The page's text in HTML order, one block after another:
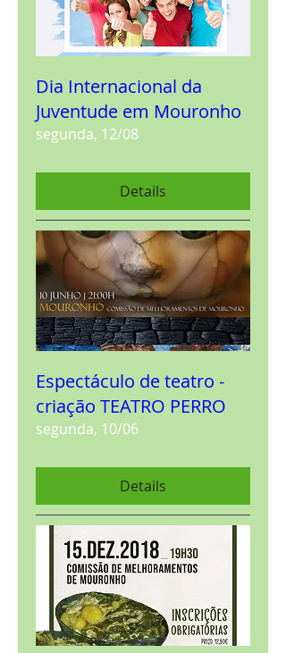
Dia Internacional da
Juventude em Mouronho
segunda, 12/08
Details
Espectáculo de teatro -
criação TEATRO PERRO
segunda, 10/06
Details